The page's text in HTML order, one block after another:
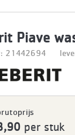
Piave
21442694
per stuk